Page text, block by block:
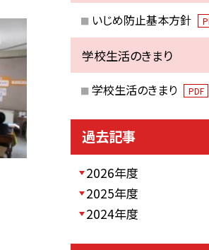
いじめ防止基本方針
学校生活のきまり
学校生活のきまり PDF
過去記事
2026年度
2025年度
2024年度